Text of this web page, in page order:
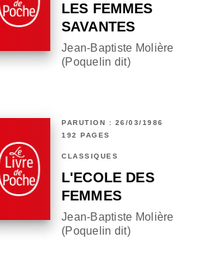
LES FEMMES
SAVANTES
Jean-Baptiste Molière
(Poquelin dit)
PARUTION : 26/03/1986
192 PAGES
CLASSIQUES
L'ECOLE DES
FEMMES
Jean-Baptiste Molière
(Poquelin dit)